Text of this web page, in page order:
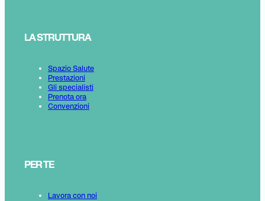
LA STRUTTURA
Spazio Salute
Prestazioni
Gli specialisti
Prenota ora
Convenzioni
PER TE
Lavora con noi